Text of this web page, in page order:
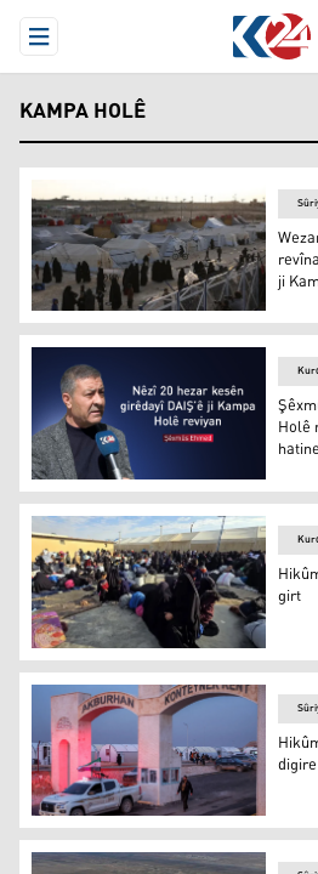
Open Menu
KAMPA HOLÊ
Wezareta Navxwe ya
ji
Şêxmûs Ehmed: Kesên ji
Holê
Hikûmeta Sûriyeyê Kampa
girt
Erşîf
digire